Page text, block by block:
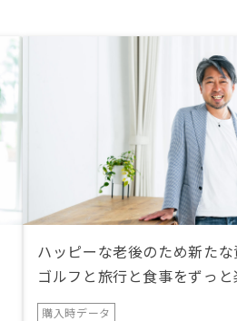
ハッピーな老後のため新たな
ゴルフと旅行と食事をずっ
購入時データ